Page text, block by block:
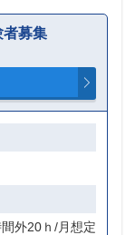
者募集
外20ｈ/月想定